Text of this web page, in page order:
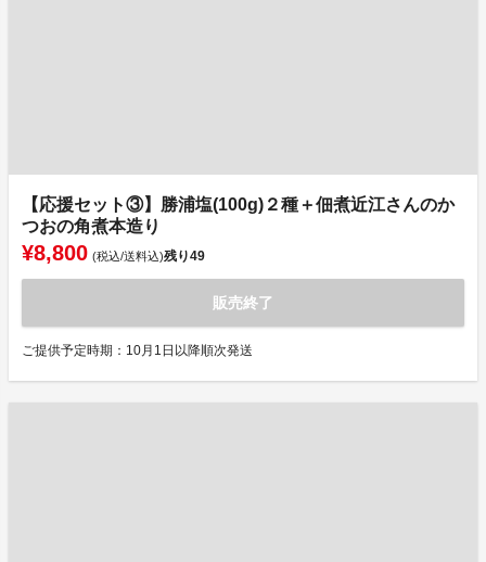
【応援セット③】勝浦塩(100g)２種＋佃煮近江さんのか
つおの角煮本造り
¥8,800 (税込/送料込)残り49
販売終了
ご提供予定時期：10月1日以降順次発送